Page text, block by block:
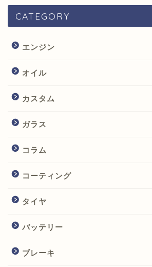
CATEGORY
エンジン
オイル
カスタム
ガラス
コラム
コーティング
タイヤ
バッテリー
ブレーキ